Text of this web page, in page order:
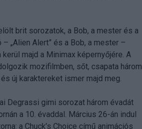
brit sorozatok, a Bob, a mester és a
„Alien Alert” és a Bob, a mester –
majd a Minimax képernyőjére. A
mozifilmben, sőt, csapata három
új karaktereket ismer majd meg.
Degrassi gimi sorozat három évadát
a 10. évaddal. Március 26-án indul
a Chuck’s Choice című animációs